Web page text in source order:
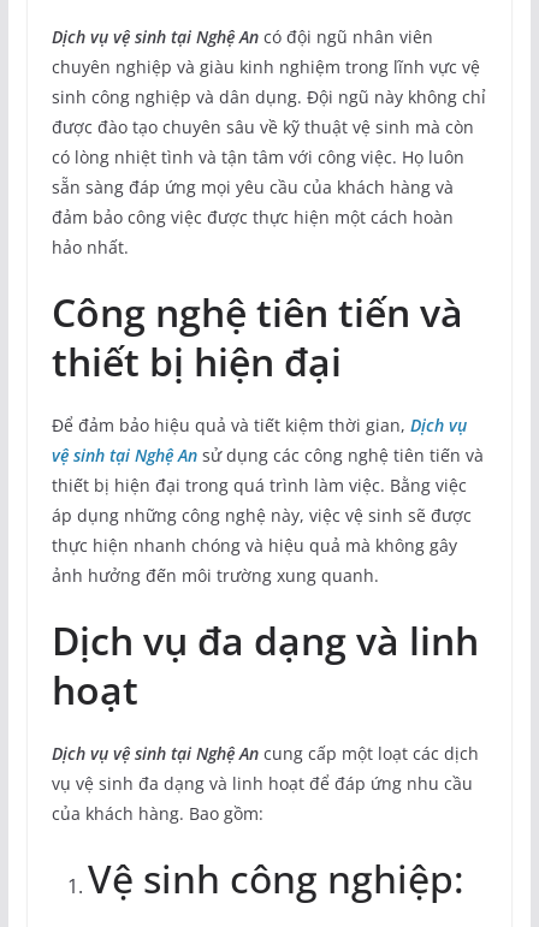
Dịch vụ vệ sinh tại Nghệ Ancó đội ngũ nhân viên
chuyên nghiệp và giàu kinh nghiệm trong lĩnh vực vệ
sinh công nghiệp và dân dụng. Đội ngũ này không chỉ
được đào tạo chuyên sâu về kỹ thuật vệ sinh mà còn
có lòng nhiệt tình và tận tâm với công việc. Họ luôn
sẵn sàng đáp ứng mọi yêu cầu của khách hàng và
đảm bảo công việc được thực hiện một cách hoàn
hảo nhất.
Công nghệ tiên tiến và
thiết bị hiện đại
Để đảm bảo hiệu quả và tiết kiệm thời gian, Dịch vụ
vệ sinh tại Nghệ Ansử dụng các công nghệ tiên tiến và
thiết bị hiện đại trong quá trình làm việc. Bằng việc
áp dụng những công nghệ này, việc vệ sinh sẽ được
thực hiện nhanh chóng và hiệu quả mà không gây
ảnh hưởng đến môi trường xung quanh.
Dịch vụ đa dạng và linh
hoạt
Dịch vụ vệ sinh tại Nghệ Ancung cấp một loạt các dịch
vụ vệ sinh đa dạng và linh hoạt để đáp ứng nhu cầu
của khách hàng. Bao gồm:
Vệ sinh công nghiệp: